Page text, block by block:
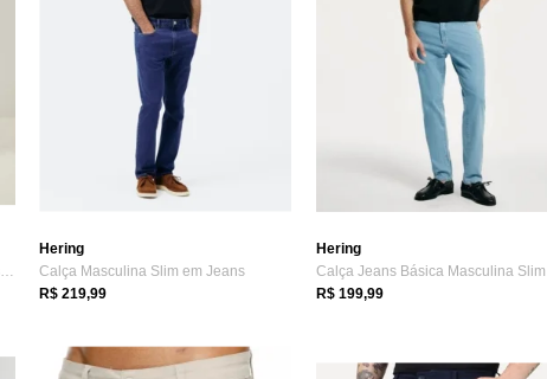
Calça Chino Slim Em Sarja Cinza Escuro
Hering
Calça Masculina Slim em Jeans
R$ 219,99
Hering
R$ 199,99